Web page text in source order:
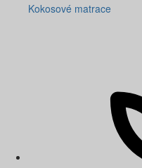
Kokosové matrace